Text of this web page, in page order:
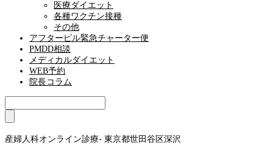
医療ダイエット
各種ワクチン接種
その他
アフターピル緊急チャーター便
PMDD相談
メディカルダイエット
WEB予約
院長コラム
産婦人科オンライン診療- 東京都世田谷区深沢